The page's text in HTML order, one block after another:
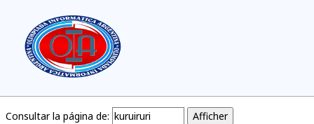
Consultar la página de: